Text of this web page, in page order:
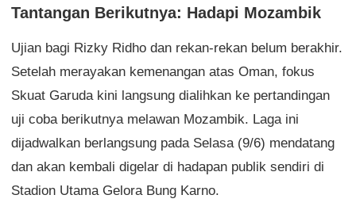
Tantangan Berikutnya: Hadapi Mozambik
Ujian bagi Rizky Ridho dan rekan-rekan belum berakhir.
Setelah merayakan kemenangan atas Oman, fokus
Skuat Garuda kini langsung dialihkan ke pertandingan
uji coba berikutnya melawan Mozambik. Laga ini
dijadwalkan berlangsung pada Selasa (9/6) mendatang
dan akan kembali digelar di hadapan publik sendiri di
Stadion Utama Gelora Bung Karno.